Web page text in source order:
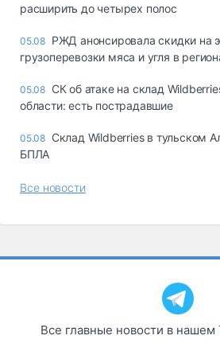
расширить до четырех полос
05.08 РЖД анонсировала скидки на
грузоперевозки мяса и угля в
05.08 СК об атаке на склад
области: есть пострадавшие
05.08 Склад Wildberries в тульском
БПЛА
Все новости
Все главные новости в нашем